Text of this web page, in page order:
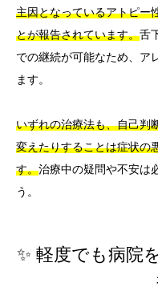
主因となっているアトピー
とが報告されています。舌
での継続が可能なため、ア
ます。
いずれの治療法も、自己判
変えたりすることは症状の
す。治療中の疑問や不安は
う。
✨ 軽度でも病院